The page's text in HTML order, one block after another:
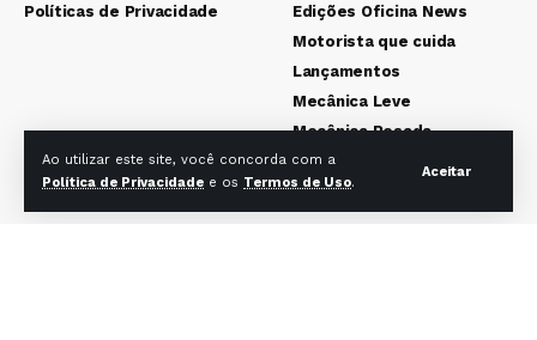
Ao utilizar este site, você concorda com a
Política de Privacidade e os Termos de Uso.
Aceitar
Políticas de Privacidade
Edições Oficina News
Motorista que cuida
Lançamentos
Mecânica Leve
Mecânica Pesada
Colunistas